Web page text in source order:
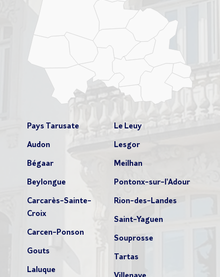
Pays Tarusate
Audon
Bégaar
Beylongue
Carcarès-Sainte-
Croix
Carcen-Ponson
Gouts
Laluque
Le Leuy
Lesgor
Meilhan
Pontonx-sur-l'Adour
Rion-des-Landes
Saint-Yaguen
Souprosse
Tartas